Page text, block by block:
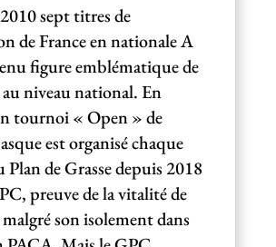
sept titres de
de France en nationale A
figure emblématique de
niveau national. En
tournoi « Open » de
est organisé chaque
Plan de Grasse depuis 2018
preuve de la vitalité de
son isolement dans